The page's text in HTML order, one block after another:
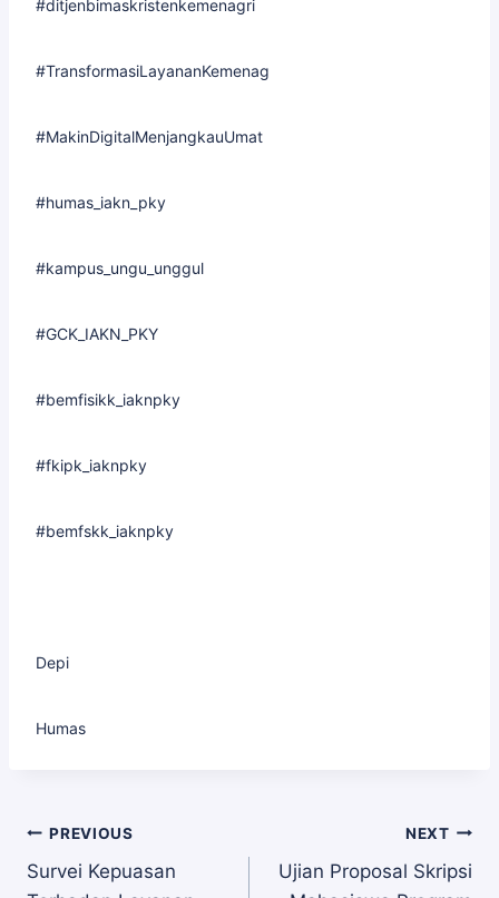
#ditjenbimaskristenkemenagri
#TransformasiLayananKemenag
#MakinDigitalMenjangkauUmat
#humas_iakn_pky
#kampus_ungu_unggul
#GCK_IAKN_PKY
#bemfisikk_iaknpky
#fkipk_iaknpky
#bemfskk_iaknpky
Depi
Humas
Navigasi
PREVIOUS
Survei Kepuasan
NEXT
Ujian Proposal Skripsi